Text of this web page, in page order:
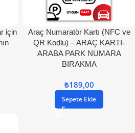
için
Araç Numaratör Kartı (NFC ve
QR Kodlu) – ARAÇ KARTI-
ARABA PARK NUMARA
BIRAKMA
₺189,00
Sepete Ekle